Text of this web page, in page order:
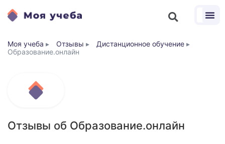
Моя учеба ▸ Отзывы ▸ Дистанционное обучение ▸
Образование.онлайн
Отзывы об Образование.онлайн